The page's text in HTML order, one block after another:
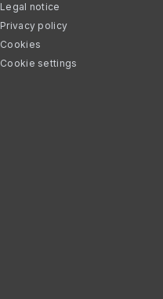
Legal notice
Privacy policy
Cookies
Cookie settings